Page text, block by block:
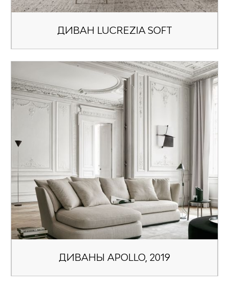
ДИВАН LUCREZIA SOFT
ДИВАНЫ APOLLO, 2019